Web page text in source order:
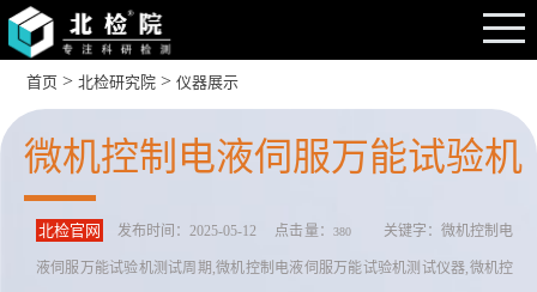
首页 >北检研究院 >仪器展示
微机控制电液伺服万能试验机
北检官网 发布时间：2025-05-12 点击量： 380关键字：微机控制电
液伺服万能试验机测试周期,微机控制电液伺服万能试验机测试仪器,微机控